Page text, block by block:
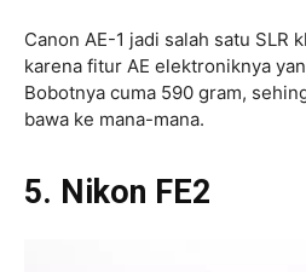
Canon AE-1 jadi salah satu SLR
karena fitur AE elektroniknya
Bobotnya cuma 590 gram,
bawa ke mana-mana.
5. Nikon FE2